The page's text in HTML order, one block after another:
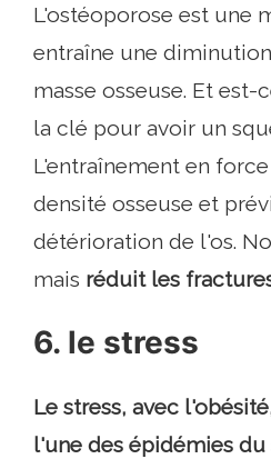
L'ostéoporose est une
entraîne une
masse osseuse. Et
la clé pour avoir un
L'entraînement en
densité osseuse et
détérioration de l'os.
mais réduit les
6. le stress
Le stress, avec
l'une des épidémies